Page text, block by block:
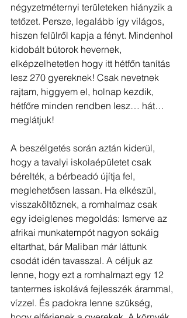
négyzetméternyi területeken hiányzik a
tetőzet. Persze, legalább így világos,
hiszen felülről kapja a fényt. Mindenhol
kidobált bútorok hevernek,
elképzelhetetlen hogy itt hétfőn tanítás
lesz 270 gyereknek! Csak nevetnek
rajtam, higgyem el, holnap kezdik,
hétfőre minden rendben lesz… hát…
meglátjuk!
A beszélgetés során aztán kiderül,
hogy a tavalyi iskolaépületet csak
bérelték, a bérbeadó újítja fel,
meglehetősen lassan. Ha elkészül,
visszaköltöznek, a romhalmaz csak
egy ideiglenes megoldás: Ismerve az
afrikai munkatempót nagyon sokáig
eltarthat, bár Maliban már láttunk
csodát idén tavasszal. A céljuk az
lenne, hogy ezt a romhalmazt egy 12
tantermes iskolává fejlesszék árammal,
vízzel. És padokra lenne szükség,